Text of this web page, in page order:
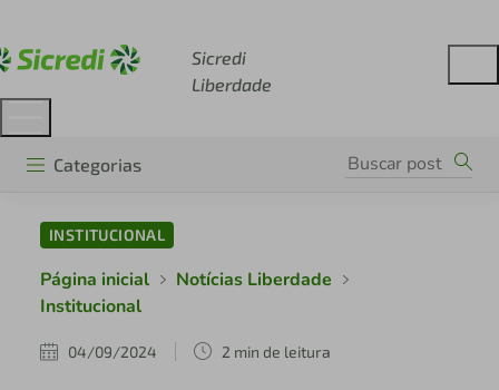
Sicredi
Liberdade
Categorias
INSTITUCIONAL
Página inicial
Notícias Liberdade
Institucional
04/09/2024 2 min de leitura